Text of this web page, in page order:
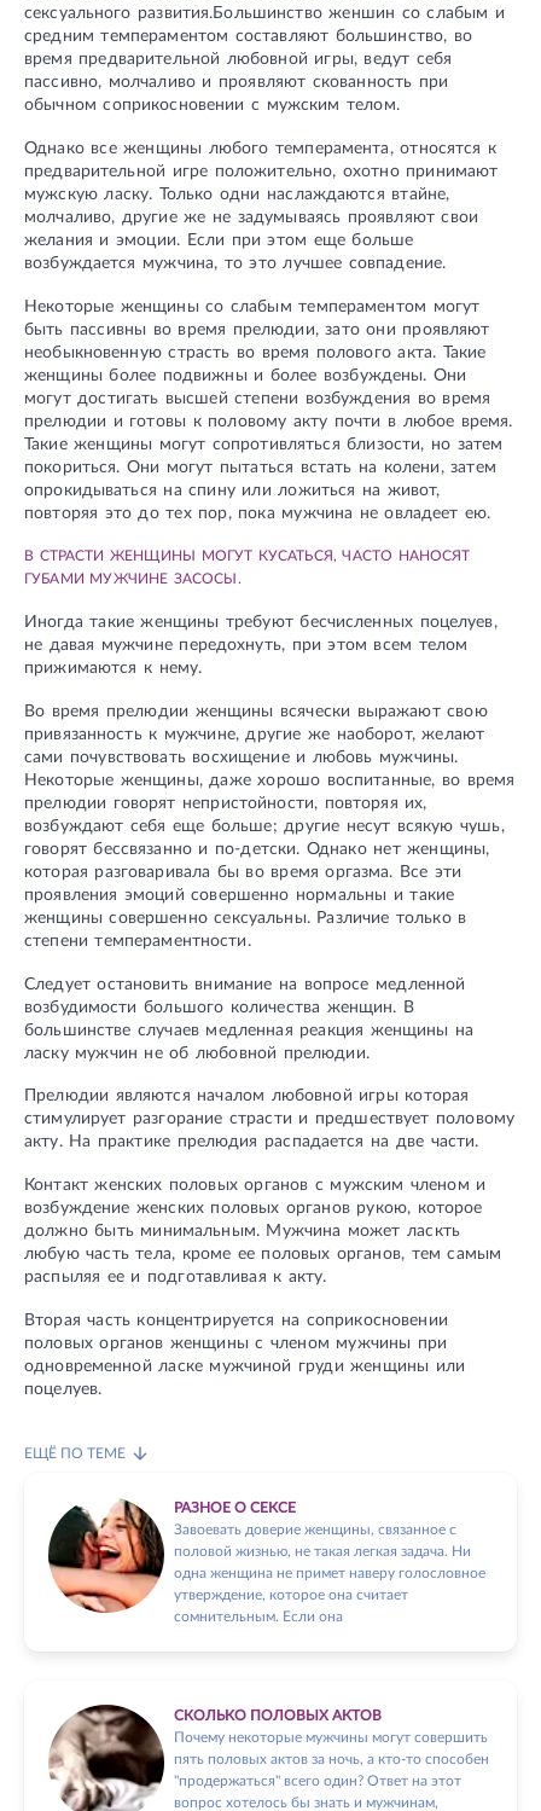
сексуального развития.Большинство женшин со слабым и
средним темпераментом составляют большинство, во
время предварительной любовной игры, ведут себя
пассивно, молчаливо и проявляют скованность при
обычном соприкосновении с мужским телом.
Однако все женщины любого темперамента, относятся к
предварительной игре положительно, охотно принимают
мужскую ласку. Только одни наслаждаются втайне,
молчаливо, другие же не задумываясь проявляют свои
желания и эмоции. Если при этом еще больше
возбуждается мужчина, то это лучшее совпадение.
Некоторые женщины со слабым темпераментом могут
быть пассивны во время прелюдии, зато они проявляют
необыкновенную страсть во время полового акта. Такие
женщины более подвижны и более возбуждены. Они
могут достигать высшей степени возбуждения во время
прелюдии и готовы к половому акту почти в любое время.
Такие женщины могут сопротивляться близости, но затем
покориться. Они могут пытаться встать на колени, затем
опрокидываться на спину или ложиться на живот,
повторяя это до тех пор, пока мужчина не овладеет ею.
В СТРАСТИ ЖЕНЩИНЫ МОГУТ КУСАТЬСЯ, ЧАСТО НАНОСЯТ
ГУБАМИ МУЖЧИНЕ ЗАСОСЫ.
Иногда такие женщины требуют бесчисленных поцелуев,
не давая мужчине передохнуть, при этом всем телом
прижимаются к нему.
Во время прелюдии женщины всячески выражают свою
привязанность к мужчине, другие же наоборот, желают
сами почувствовать восхищение и любовь мужчины.
Некоторые женщины, даже хорошо воспитанные, во время
прелюдии говорят непристойности, повторяя их,
возбуждают себя еще больше; другие несут всякую чушь,
говорят бессвязанно и по-детски. Однако нет женщины,
которая разговаривала бы во время оргазма. Все эти
проявления эмоций совершенно нормальны и такие
женщины совершенно сексуальны. Различие только в
степени темпераментности.
Следует остановить внимание на вопросе медленной
возбудимости большого количества женщин. В
большинстве случаев медленная реакция женщины на
ласку мужчин не об любовной прелюдии.
Прелюдии являются началом любовной игры которая
стимулирует разгорание страсти и предшествует половому
акту. На практике прелюдия распадается на две части.
Контакт женских половых органов с мужским членом и
возбуждение женских половых органов рукою, которое
должно быть минимальным. Мужчина может ласкть
любую часть тела, кроме ее половых органов, тем самым
распыляя ее и подготавливая к акту.
Вторая часть концентрируется на соприкосновении
половых органов женщины с членом мужчины при
одновременной ласке мужчиной груди женщины или
поцелуев.
ЕЩЁ ПО ТЕМЕ
РАЗНОЕ О СЕКСЕ
Завоевать доверие женщины, связанное с
половой жизнью, не такая легкая задача. Ни
одна женщина не примет наверу голословное
утверждение, которое она считает
сомнительным. Если она
СКОЛЬКО ПОЛОВЫХ АКТОВ
Почему некоторые мужчины могут совершить
пять половых актов за ночь, а кто-то способен
"продержаться" всего один? Ответ на этот
вопрос хотелось бы знать и мужчинам,